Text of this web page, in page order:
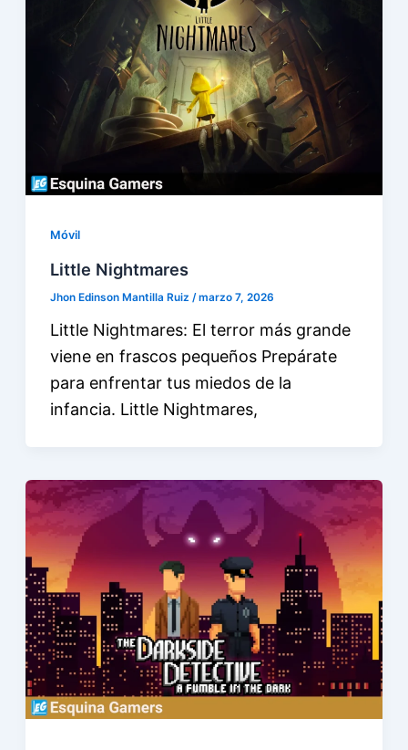
Móvil
Little Nightmares
Jhon Edinson Mantilla Ruiz /marzo 7, 2026
Little Nightmares: El terror más grande
viene en frascos pequeños Prepárate
para enfrentar tus miedos de la
infancia. Little Nightmares,